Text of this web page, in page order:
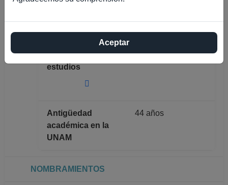
Nombre completo
Máximo nivel de
estudios
DOCTORADO
Antigüedad
académica en la
UNAM
44 años
NOMBRAMIENTOS
Aceptar